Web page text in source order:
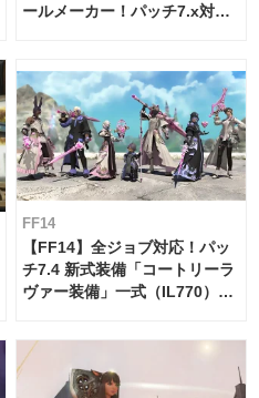
ールメーカー！パッチ7.x対応
FF14
【FF14】全ジョブ対応！パッ
チ7.4 新式装備「コートリーラ
ヴァー装備」一式（IL770）の